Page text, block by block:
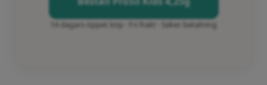
14 dagars öppet köp · Fri frakt · Säker betalning